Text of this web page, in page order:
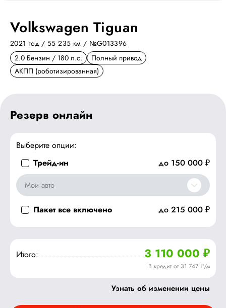
Volkswagen Tiguan
2021 год / 55 235 км / №G013396
2.0 Бензин / 180 л.с.
Полный привод
АКПП (роботизированная)
Резерв онлайн
Выберите опции:
Трейд-ин
до 150 000 ₽
Мои авто
Пакет все включено до 215 000 ₽
Итого: 3 110 000 ₽
В кредит от 31 747 ₽/м
Узнать об изменении цены